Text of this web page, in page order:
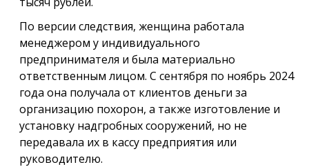
По версии следствия, женщина работала
менеджером у индивидуального
предпринимателя и была материально
ответственным лицом. С сентября по ноябрь 2024
года она получала от клиентов деньги за
организацию похорон, а также изготовление и
установку надгробных сооружений, но не
передавала их в кассу предприятия или
руководителю.